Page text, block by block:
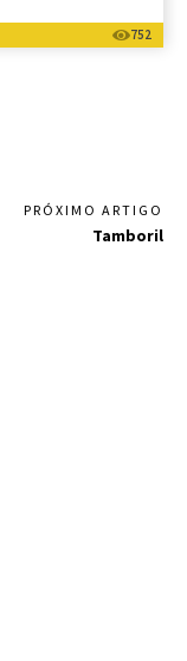
752
PRÓXIMO ARTIGO
Tamboril